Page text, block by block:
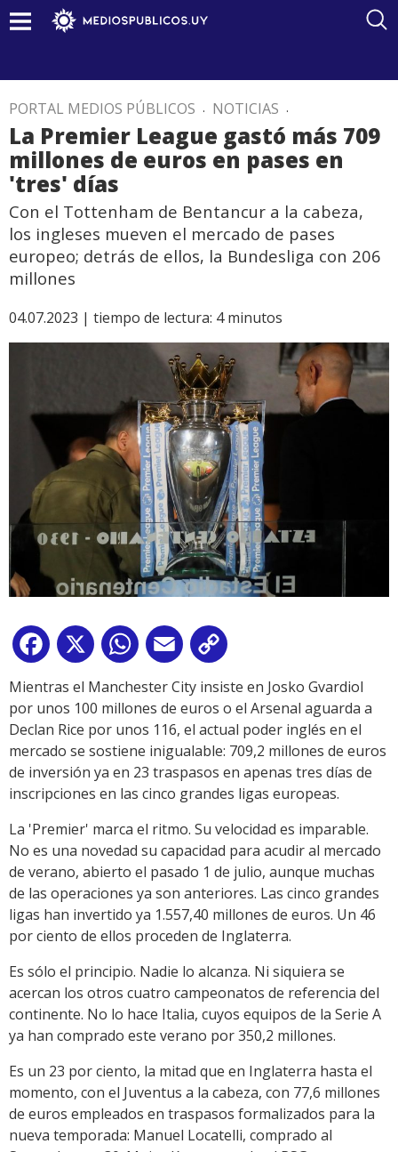
PORTAL MEDIOS PÚBLICOS . NOTICIAS .
La Premier League gastó más 709
millones de euros en pases en
'tres' días
Con el Tottenham de Bentancur a la cabeza,
los ingleses mueven el mercado de pases
europeo; detrás de ellos, la Bundesliga con 206
millones
04.07.2023 | tiempo de lectura: 4 minutos
Facebook
X WhatsApp
Email
Link
Mientras el Manchester City insiste en Josko Gvardiol
por unos 100 millones de euros o el Arsenal aguarda a
Declan Rice por unos 116, el actual poder inglés en el
mercado se sostiene inigualable: 709,2 millones de euros
de inversión ya en 23 traspasos en apenas tres días de
inscripciones en las cinco grandes ligas europeas.
La 'Premier' marca el ritmo. Su velocidad es imparable.
No es una novedad su capacidad para acudir al mercado
de verano, abierto el pasado 1 de julio, aunque muchas
de las operaciones ya son anteriores. Las cinco grandes
ligas han invertido ya 1.557,40 millones de euros. Un 46
por ciento de ellos proceden de Inglaterra.
Es sólo el principio. Nadie lo alcanza. Ni siquiera se
acercan los otros cuatro campeonatos de referencia del
continente. No lo hace Italia, cuyos equipos de la Serie A
ya han comprado este verano por 350,2 millones.
Es un 23 por ciento, la mitad que en Inglaterra hasta el
momento, con el Juventus a la cabeza, con 77,6 millones
de euros empleados en traspasos formalizados para la
nueva temporada: Manuel Locatelli, comprado al